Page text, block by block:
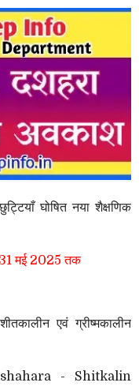
घोषित नया शैक्षणिक
31 मई 2025 तक
एवं ग्रीष्मकालीन
- Shitkalin